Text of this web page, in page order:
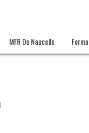
MFR De Naucelle